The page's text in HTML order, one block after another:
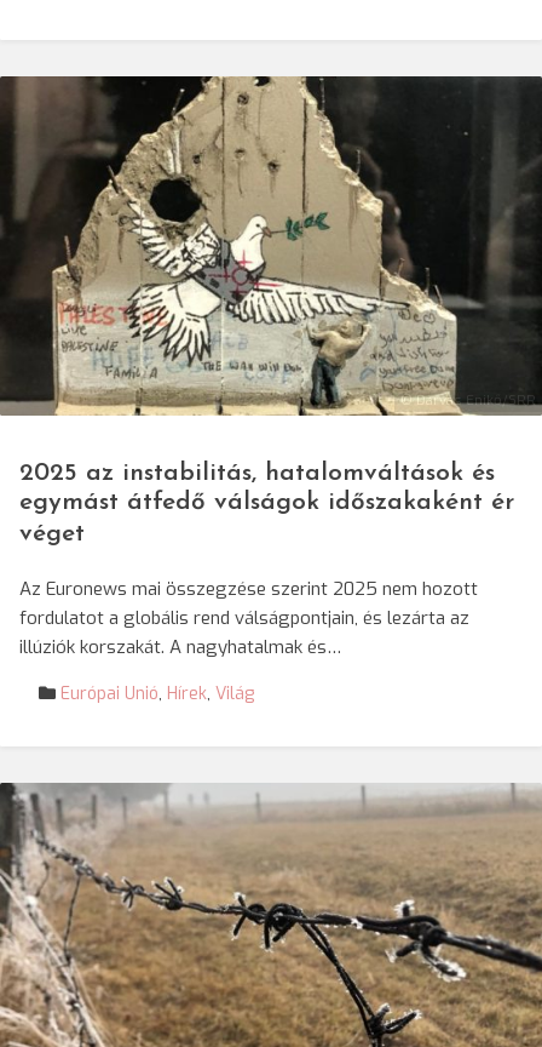
© Darvas Enikő/SRR
2025 az instabilitás, hatalomváltások és
egymást átfedő válságok időszakaként ér
véget
Az Euronews mai összegzése szerint 2025 nem hozott
fordulatot a globális rend válságpontjain, és lezárta az
illúziók korszakát. A nagyhatalmak és…
Európai Unió, Hírek, Világ